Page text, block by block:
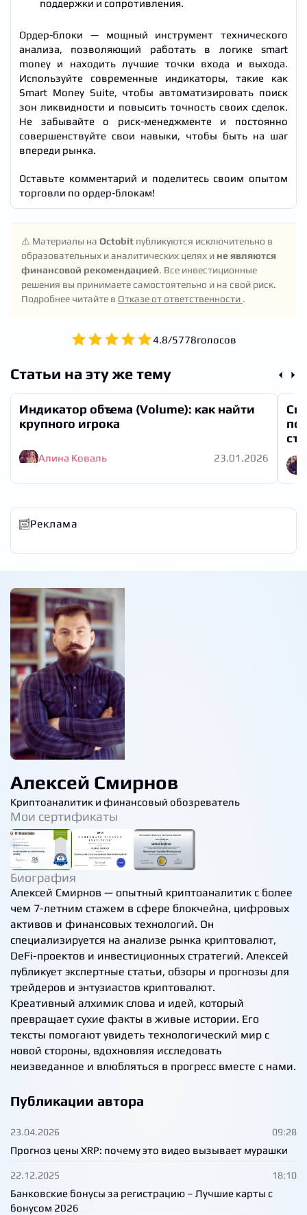
поддержки и сопротивления.
Ордер-блоки — мощный инструмент технического
анализа, позволяющий работать в логике smart
money и находить лучшие точки входа и выхода.
Используйте современные индикаторы, такие как
Smart Money Suite, чтобы автоматизировать поиск
зон ликвидности и повысить точность своих сделок.
Не забывайте о риск-менеджменте и постоянно
совершенствуйте свои навыки, чтобы быть на шаг
впереди рынка.
Оставьте комментарий и поделитесь своим опытом
торговли по ордер-блокам!
⚠️ Материалы на Octobit публикуются исключительно в
образовательных и аналитических целях и не являются
финансовой рекомендацией. Все инвестиционные
решения вы принимаете самостоятельно и на свой риск.
Подробнее читайте в Отказе от ответственности .
4.8/5778голосов
Статьи на эту же тему
Индикатор объема (Volume): как найти
крупного игрока
Алина Коваль 23.01.2026
Реклама
Алексей Смирнов
Криптоаналитик и финансовый обозреватель
Мои сертификаты
Биография
Алексей Смирнов — опытный криптоаналитик с более
чем 7-летним стажем в сфере блокчейна, цифровых
активов и финансовых технологий. Он
специализируется на анализе рынка криптовалют,
DeFi-проектов и инвестиционных стратегий. Алексей
публикует экспертные статьи, обзоры и прогнозы для
трейдеров и энтузиастов криптовалют.
Креативный алхимик слова и идей, который
превращает сухие факты в живые истории. Его
тексты помогают увидеть технологический мир с
новой стороны, вдохновляя исследовать
неизведанное и влюбляться в прогресс вместе с нами.
Публикации автора
23.04.2026 09:28
Прогноз цены XRP: почему это видео вызывает мурашки
22.12.2025 18:10
Банковские бонусы за регистрацию – Лучшие карты с
бонусом 2026